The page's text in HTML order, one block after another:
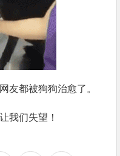
友都被狗狗治愈了。
我们失望！